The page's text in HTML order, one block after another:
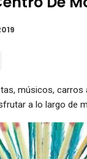
músicos,
a lo largo de